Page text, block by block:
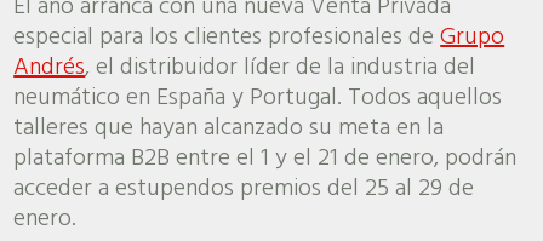
especial para los clientes profesionales deGrupo
Andrés, el distribuidor líder de la industria del
neumático en España y Portugal. Todos aquellos
talleres que hayan alcanzado su meta en la
plataforma B2B entre el 1 y el 21 de enero, podrán
acceder a estupendos premios del 25 al 29 de
enero.